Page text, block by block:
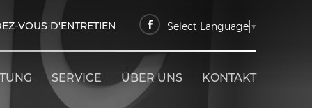
VOUS D'ENTRETIEN Select Language ▼
SERVICE ÜBER UNS KONTAKT